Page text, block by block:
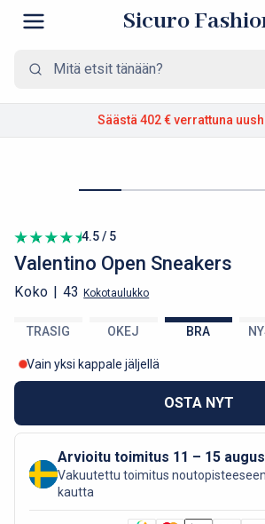
Sicuro
Säästä 402 €verrattuna
4.5 / 5
Valentino Open Sneakers
Koko | 43 Kokotaulukko
TRASIG OKEJ BRA
Vain yksi kappale jäljellä
OSTA NYT
Arvioitu toimitus 11 – 15
Vakuutettu toimitus
kautta